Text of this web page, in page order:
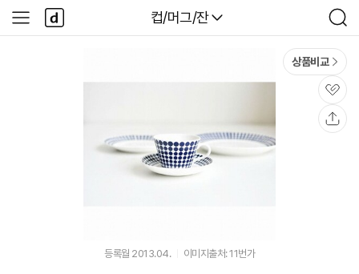
다나와
컵/머그/잔
검
색
사
이
다
나
와
상품비교
관
심
등록월 2013.04. 이미지출처: 11번가